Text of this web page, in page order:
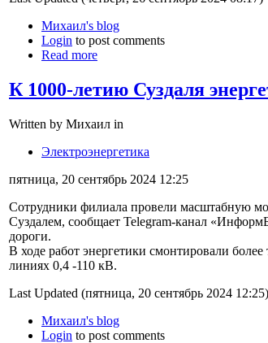
Михаил's blog
Login to post comments
Read more
К 1000-летию Суздаля
Written by Михаил in
Электроэнергетика
пятница, 20 сентябрь 2024 12:25
Сотрудники филиала провели масштабную
Суздалем, сообщает Telegram-канал
дороги.
В ходе работ энергетики смонтировали
линиях 0,4 -110 кВ.
Last Updated (пятница, 20 сентябрь 2024 12:25)
Михаил's blog
Login to post comments